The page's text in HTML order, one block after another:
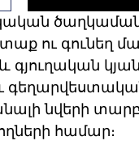
ու գունեղ
գյուղական
նվերի
համար։